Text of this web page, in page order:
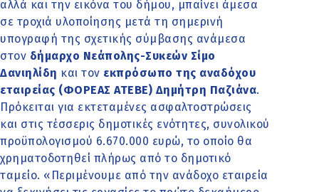
αλλά και την εικόνα του δήμου, μπαίνει άμεσα
σε τροχιά υλοποίησης μετά τη σημερινή
υπογραφή της σχετικής σύμβασης ανάμεσα
στον δήμαρχο Νεάπολης-Συκεών Σίμο
Δανιηλίδη και τον εκπρόσωπο της αναδόχου
εταιρείας (ΦΟΡΕΑΣ ΑΤΕΒΕ) Δημήτρη Παζιάνα.
Πρόκειται για εκτεταμένες ασφαλτοστρώσεις
και στις τέσσερις δημοτικές ενότητες, συνολικού
προϋπολογισμού 6.670.000 ευρώ, το οποίο θα
χρηματοδοτηθεί πλήρως από το δημοτικό
ταμείο. «Περιμένουμε από την ανάδοχο εταιρεία